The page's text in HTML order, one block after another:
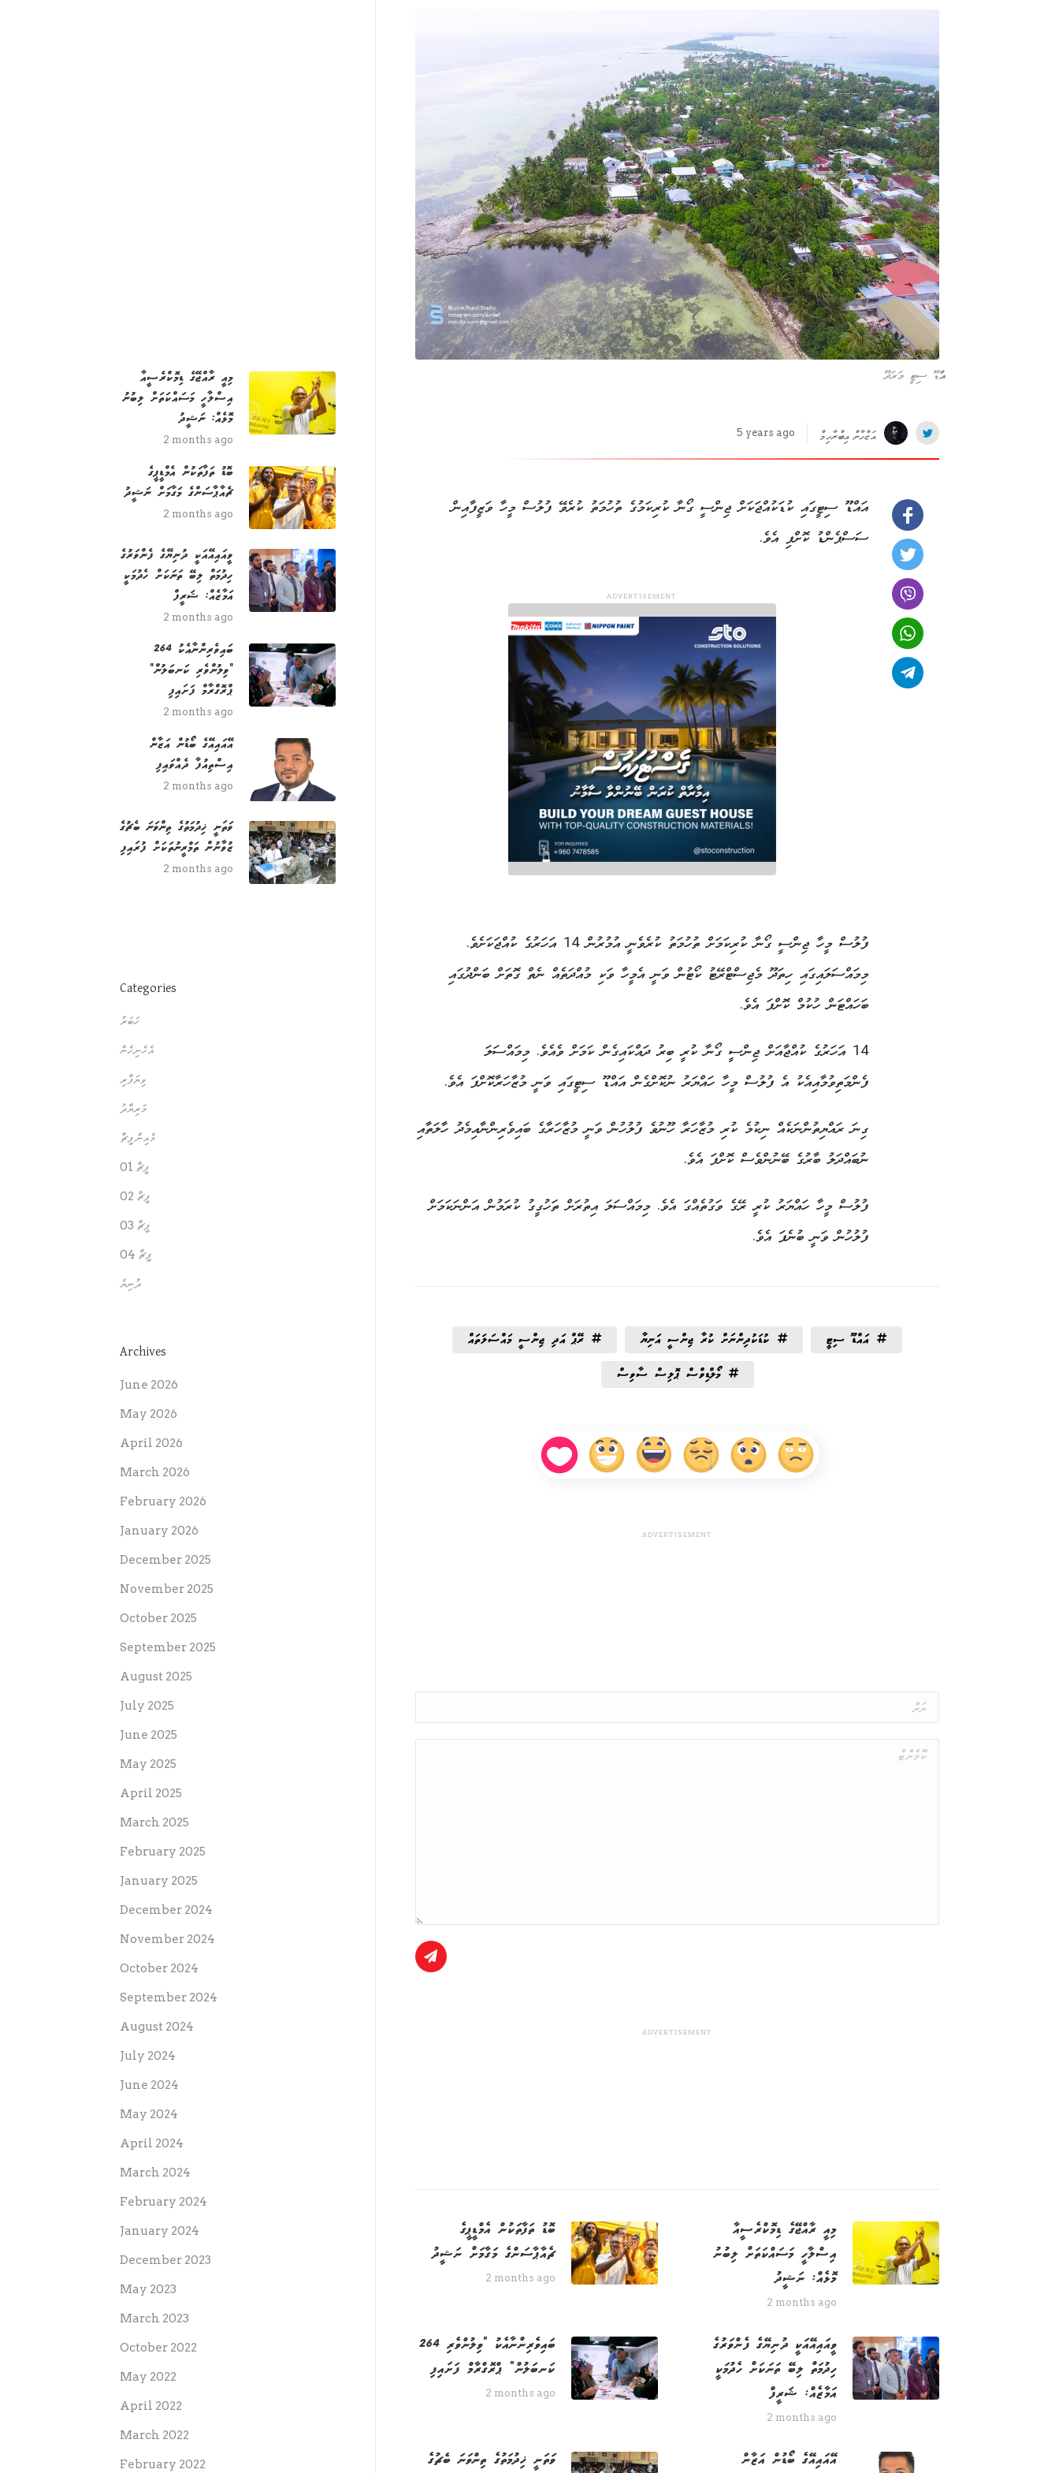
އައްޑޫ ސިޓީ މަރަދޫ
އަޒްހާން އިބްރާހިމް 5 years ago
އައްޑޫ ސިޓީގައި ކުޑަކުއްޖަކަށް ޖިންސީ ގޯނާ ކުރިކަމުގެ ތުހުމަތު ކުރެވޭ ފުލުސް މީހާ ވަޒީފާއިން
ސަސްޕެންޑު ކޮށްފި އެވެ.
ފުލުސް މީހާ ޖިންސީ ގޯނާ ކުރިކަމަށް ތުހުމަތު ކުރެވެނީ އުމުރުން 14 އަހަރުގެ ކުއްޖަކަށެވެ.
މިމައްސަލައިގައި ހިތަދޫ މެޖިސްޓްރޭޓު ކޯޓުން ވަނީ އެމީހާ ވަކި މުއްދަތެއް ނެތް ގޮތަށް ބަންދުގައި
ބަހައްޓަން ހުކުމް ކޮށްފަ އެވެ.
14 އަހަރުގެ ކުއްޖާއަށް ޖިންސީ ގޯނާ ކުރީ ބިރު ދައްކައިގެން ކަމަށް ވެއެވެ. މިމައްސަލަ
ފެންމަތިވުމާއިއެކު އެ ފުލުސް މީހާ ހައްޔަރު ނުކޮށްގެން އައްޑޫ ސިޓީގައި ވަނީ މުޒާހަރާކޮށްފަ އެވެ.
ގިނަ ރައްޔިތުންނަކެއް ނިކުމެ ކުރި މުޒާހަރާ ހޫނުވެ ފުލުހުން ވަނީ މުޒާހަރާގެ ބައިވެރިންނާއިމެދު ހާލަތާއި
ނުބައްދަލު ބާރުގެ ބޭނުންވެސް ކޮށްފަ އެވެ.
ފުލުސް މީހާ ހައްޔަރު ކުރީ ރޭގެ ވަގުތެއްގަ އެވެ. މިމައްސަލަ އިތުރަށް ތަހުގީގު ކުރަމުން އަންނަކަމަށް
ފުލުހުން ވަނީ ބުނެފަ އެވެ.
ރޭޕް އަދި ޖިންސީ މައްސަލަތައް ކުޑަކުދިންނަށް ކުރާ ޖިންސީ އަނިޔާ
އައްޑޫ ސިޓީ
މޯލްޑިވްސް ޕޮލިސް ސާވިސް
މިއީ ރާއްޖޭގެ ޑިމޮކްރެސީއާ
އިސްލާހީ މަސައްކަތަށް ލިބުނު
މޮޅެއް: ނަޝީދު
2 months ago
ބޮޑު ތަފާތަކުން އެމްޑީޕީގެ
ޗެއާޕާސަންގެ މަގާމަށް ނަޝީދު
2 months ago
ވީއައިއޭއަކީ ދުނިޔޭގެ ފެންވަރުގެ
ހިދުމަތް ލިބޭ ތަނަކަށް ހެދުމަކީ
އަމާޒެއް: ޝަރީފް
2 months ago
264 ބައިވެރިންނާއެކު "ވިލުންވެރި
ކަނބަލުން" ޕްރޮގްރާމް ފަށައިފި
2 months ago
އޭއައިއޭގެ ބޯޑުން އަޒާން
ވަތަނީ ޚިދުމަތުގެ ތިންވަނަ ބެޗުގެ
މިއީ ރާއްޖޭގެ ޑިމޮކްރެސީއާ
އިސްލާހީ މަސައްކަތަށް ލިބުނު
މޮޅެއް: ނަޝީދު
2 months ago
ބޮޑު ތަފާތަކުން އެމްޑީޕީގެ
ޗެއާޕާސަންގެ މަގާމަށް ނަޝީދު
2 months ago
ވީއައިއޭއަކީ ދުނިޔޭގެ ފެންވަރުގެ
ހިދުމަތް ލިބޭ ތަނަކަށް ހެދުމަކީ
އަމާޒެއް: ޝަރީފް
2 months ago
264 ބައިވެރިންނާއެކު
"ވިލުންވެރި ކަނބަލުން"
ޕްރޮގްރާމް ފަށައިފި
2 months ago
އޭއައިއޭގެ ބޯޑުން އަޒާން
އިސްތިއުފާ ދެއްވައިފި
2 months ago
ވަތަނީ ޚިދުމަތުގެ ތިންވަނަ ބެޗުގެ
ޒުވާނުން ތަމްރީނުތަކަށް ފުރައިފި
2 months ago
Categories
ޚަބަރު
އެހެނިހެން
ވިޔަފާރި
މަރިޔާދު
މެއިން ފީޗާ
ފީޗާ 01
ފީޗާ 02
ފީޗާ 03
ފީޗާ 04
ދުނިޔެ
Archives
June 2026
May 2026
April 2026
March 2026
February 2026
January 2026
December 2025
November 2025
October 2025
September 2025
August 2025
July 2025
June 2025
May 2025
April 2025
March 2025
February 2025
January 2025
December 2024
November 2024
October 2024
September 2024
August 2024
July 2024
June 2024
May 2024
April 2024
March 2024
February 2024
January 2024
December 2023
May 2023
March 2023
October 2022
May 2022
April 2022
March 2022
February 2022